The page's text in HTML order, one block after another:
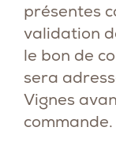
présentes
validation
le bon de
sera
Vignes
commande.